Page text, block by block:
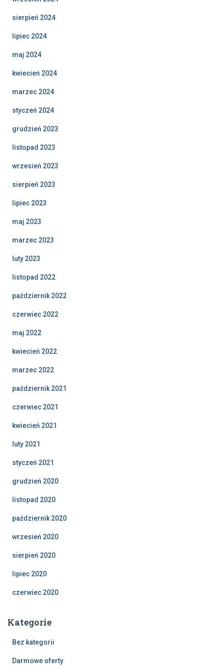
sierpień 2024
lipiec 2024
maj 2024
kwiecień 2024
marzec 2024
styczeń 2024
grudzień 2023
listopad 2023
wrzesień 2023
sierpień 2023
lipiec 2023
maj 2023
marzec 2023
luty 2023
listopad 2022
październik 2022
czerwiec 2022
maj 2022
kwiecień 2022
marzec 2022
październik 2021
czerwiec 2021
kwiecień 2021
luty 2021
styczeń 2021
grudzień 2020
listopad 2020
październik 2020
wrzesień 2020
sierpień 2020
lipiec 2020
czerwiec 2020
Kategorie
Bez kategorii
Darmowe oferty